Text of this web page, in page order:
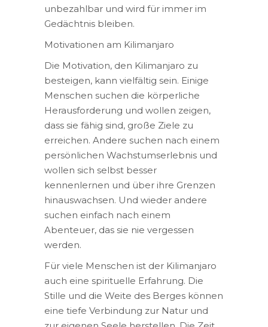
unbezahlbar und wird für immer im
Gedächtnis bleiben.
Motivationen am Kilimanjaro
Die Motivation, den Kilimanjaro zu
besteigen, kann vielfältig sein. Einige
Menschen suchen die körperliche
Herausforderung und wollen zeigen,
dass sie fähig sind, große Ziele zu
erreichen. Andere suchen nach einem
persönlichen Wachstumserlebnis und
wollen sich selbst besser
kennenlernen und über ihre Grenzen
hinauswachsen. Und wieder andere
suchen einfach nach einem
Abenteuer, das sie nie vergessen
werden.
Für viele Menschen ist der Kilimanjaro
auch eine spirituelle Erfahrung. Die
Stille und die Weite des Berges können
eine tiefe Verbindung zur Natur und